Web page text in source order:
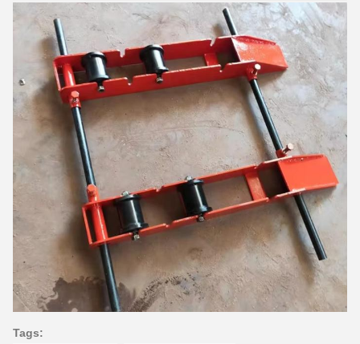
Tags: